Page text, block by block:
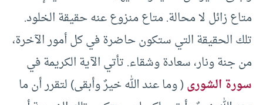
متاع زائل لا محالة. متاع منزوع عنه حقيقة الخلود.
تلك الحقيقة التي ستكون حاضرة في كل أمور الآخرة،
من جنة ونار، سعادة وشقاء. تأتي الآية الكريمة في
سورة الشورى( وما عند الله خيرٌ وأبقى) لتقرر أن ما